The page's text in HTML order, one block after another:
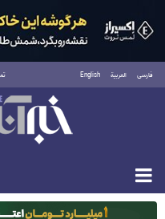
فارسی العربية English
یکشنبه ۱۸ مرداد ۱۴۰۵